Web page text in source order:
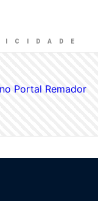
I C I D A D E